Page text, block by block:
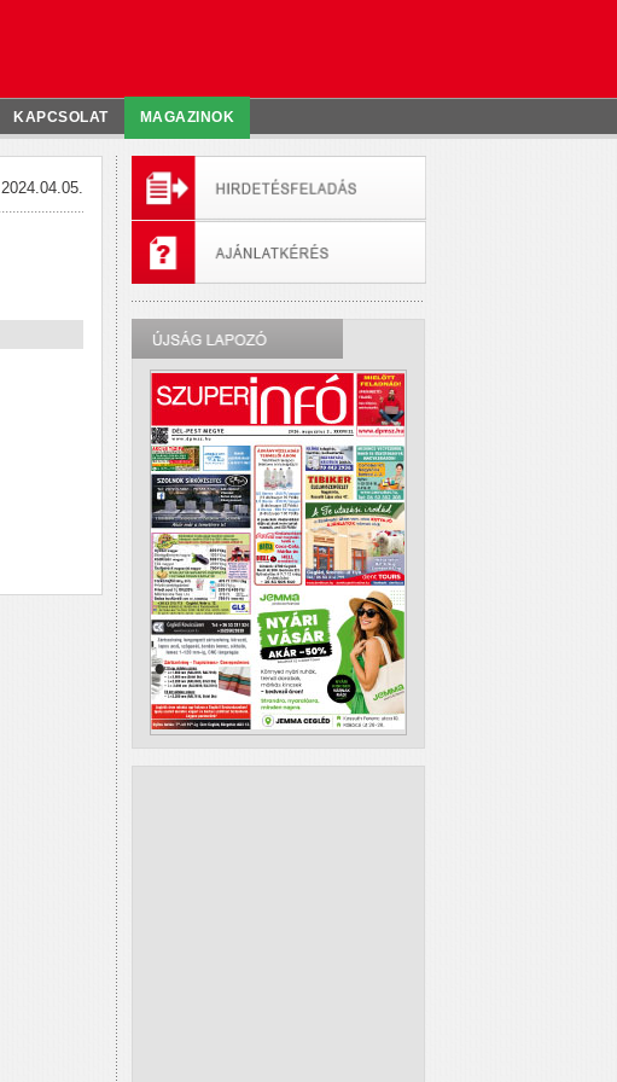
KAPCSOLAT MAGAZINOK
2024.04.05.